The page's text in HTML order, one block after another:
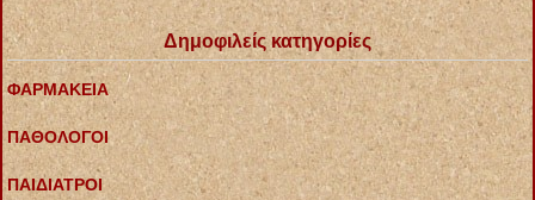
Δημοφιλείς κατηγορίες
ΦΑΡΜΑΚΕΙΑ
ΠΑΘΟΛΟΓΟΙ
ΠΑΙΔΙΑΤΡΟΙ